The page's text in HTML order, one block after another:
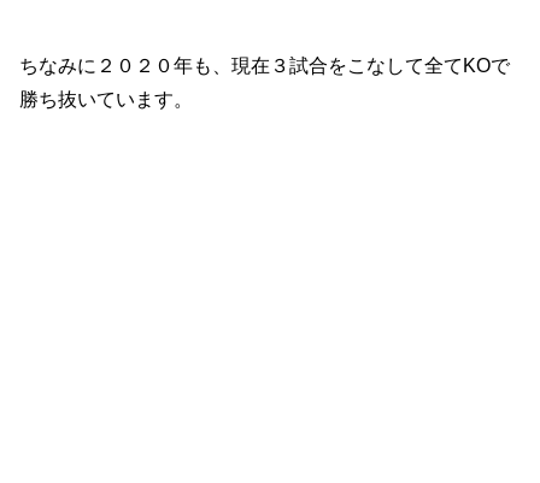
ちなみに２０２０年も、現在３試合をこなして全てKOで
勝ち抜いています。